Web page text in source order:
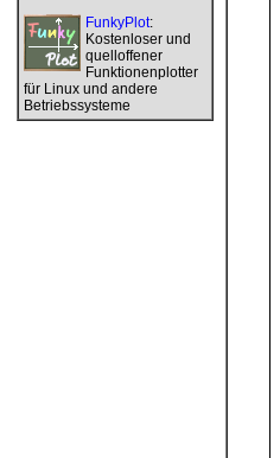
FunkyPlot:
Kostenloser und
quelloffener
Funktionenplotter
für Linux und andere
Betriebssysteme